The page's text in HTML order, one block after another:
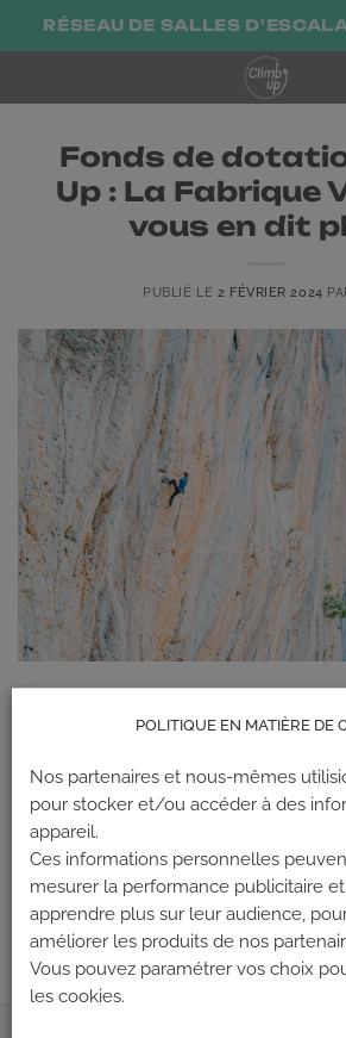
PasserRÉSEAU DE SALLES
Fonds de
Up : La Fabrique
vous en dit
PUBLIÉ LE 2 FÉVRIER 2024
fonds de dotation
aidés cette saison, bonne lecture !
Fonds de dotation
POLITIQUE EN MATIÈRE DE
Nos partenaires et nous-mêmes
pour stocker et/ou accéder à des
appareil.
Ces informations personnelles
mesurer la performance publicitaire
apprendre plus sur leur audience,
améliorer les produits de nos
Vous pouvez paramétrer vos choix
les cookies.